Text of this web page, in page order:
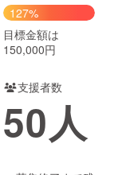
Creation
ミュニティ
127%
目標金額は
150,000円
支援者数
50人